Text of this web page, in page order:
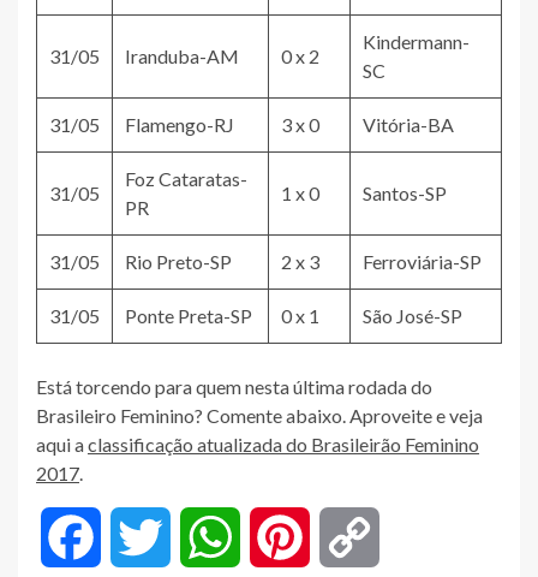
31/05 Iranduba-AM 0 x 2
Kindermann-
SC
31/05 Flamengo-RJ 3 x 0 Vitória-BA
31/05
Foz Cataratas-
PR
1 x 0 Santos-SP
31/05 Rio Preto-SP 2 x 3 Ferroviária-SP
31/05 Ponte Preta-SP 0 x 1 São José-SP
Está torcendo para quem nesta última rodada do
Brasileiro Feminino? Comente abaixo. Aproveite e veja
aqui aclassificação atualizada do Brasileirão Feminino
2017.
Facebook Twitter WhatsAppPinterest